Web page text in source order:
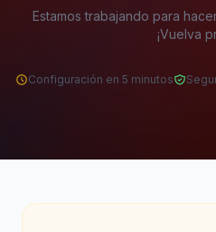
Estamos trabajando para
¡Vuelva
Configuración en 5 minutos